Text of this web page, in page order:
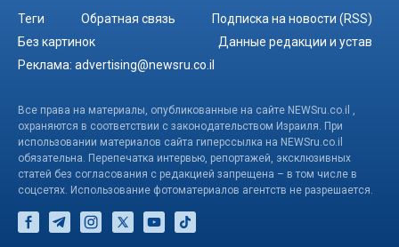
Теги Обратная связь
Подписка на новости (RSS)
Без картинок
Данные редакции и устав
Реклама: advertising@newsru.co.il
Все права на материалы, опубликованные на сайте NEWSru.co.il ,
охраняются в соответствии с законодательством Израиля. При
использовании материалов сайта гиперссылка на NEWSru.co.il
обязательна. Перепечатка интервью, репортажей, эксклюзивных
статей без согласования с редакцией запрещена – в том числе в
соцсетях. Использование фотоматериалов агентств не разрешается.